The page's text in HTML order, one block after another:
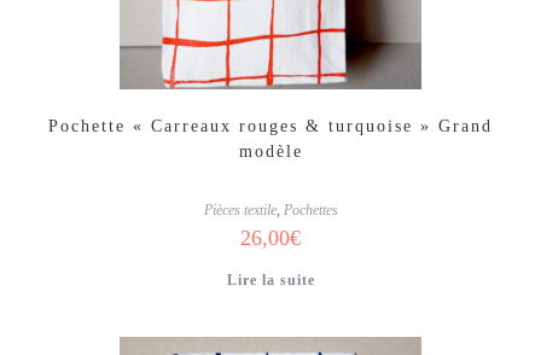
Pochette « Carreaux rouges & turquoise » Grand
modèle
Pièces textile, Pochettes
26,00€
Lire la suite